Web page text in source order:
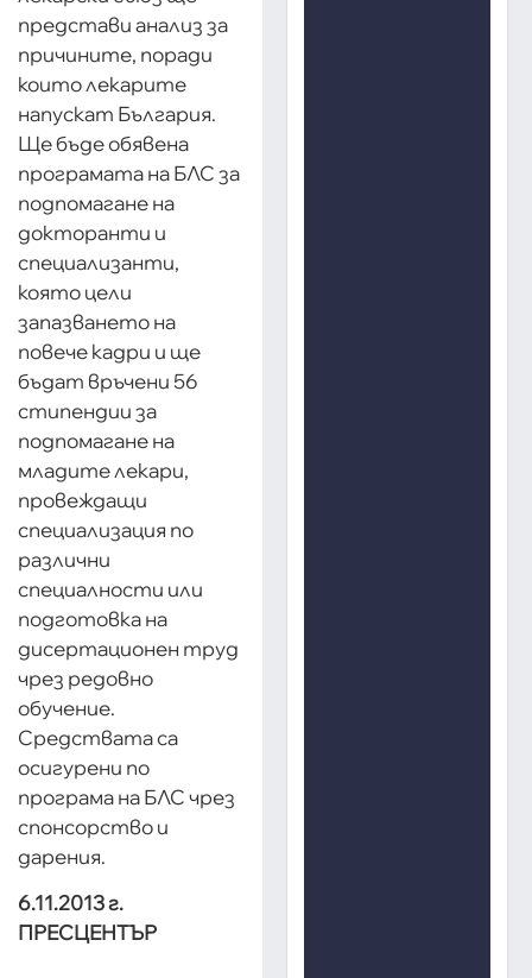
представи анализ за
причините, поради
които лекарите
напускат България.
Ще бъде обявена
програмата на БЛС за
подпомагане на
докторанти и
специализанти,
която цели
запазването на
повече кадри и ще
бъдат връчени 56
стипендии за
подпомагане на
младите лекари,
провеждащи
специализация по
различни
специалности или
подготовка на
дисертационен труд
чрез редовно
обучение.
Средствата са
осигурени по
програма на БЛС чрез
спонсорство и
дарения.
6.11.2013 г.
ПРЕСЦЕНТЪР